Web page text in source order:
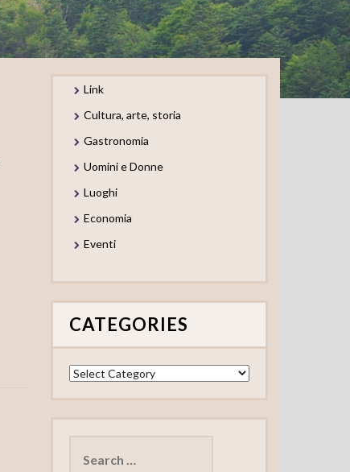
Link
Cultura, arte, storia
Gastronomia
Uomini e Donne
Luoghi
Economia
Eventi
CATEGORIES
Categories